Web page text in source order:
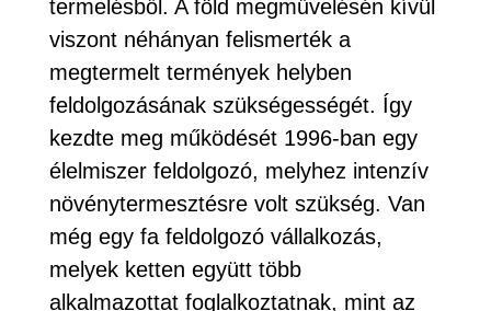
termelésből. A föld megművelésén kívül
viszont néhányan felismerték a
megtermelt termények helyben
feldolgozásának szükségességét. Így
kezdte meg működését 1996-ban egy
élelmiszer feldolgozó, melyhez intenzív
növénytermesztésre volt szükség. Van
még egy fa feldolgozó vállalkozás,
melyek ketten együtt több
alkalmazottat foglalkoztatnak, mint az